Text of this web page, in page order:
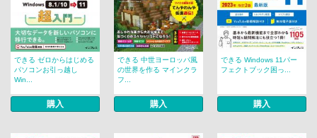
できる ゼロからはじめる
パソコンお引っ越し
Win...
購入
できる 中世ヨーロッパ風
の世界を作る マインクラ
フ...
購入
できる Windows 11パー
フェクトブック困っ...
購入